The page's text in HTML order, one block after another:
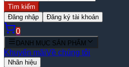
Tìm kiếm
Đăng nhập
Đăng ký tài khoản
0
DANH MỤC SẢN PHẨM
Khuyến mãiVề chúng tôi
Nhãn hiệu